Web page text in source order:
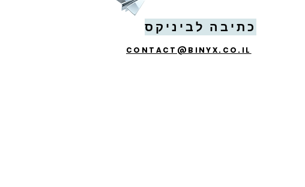
כתיבה לביניקס
CONTACT@BINYX.CO.IL